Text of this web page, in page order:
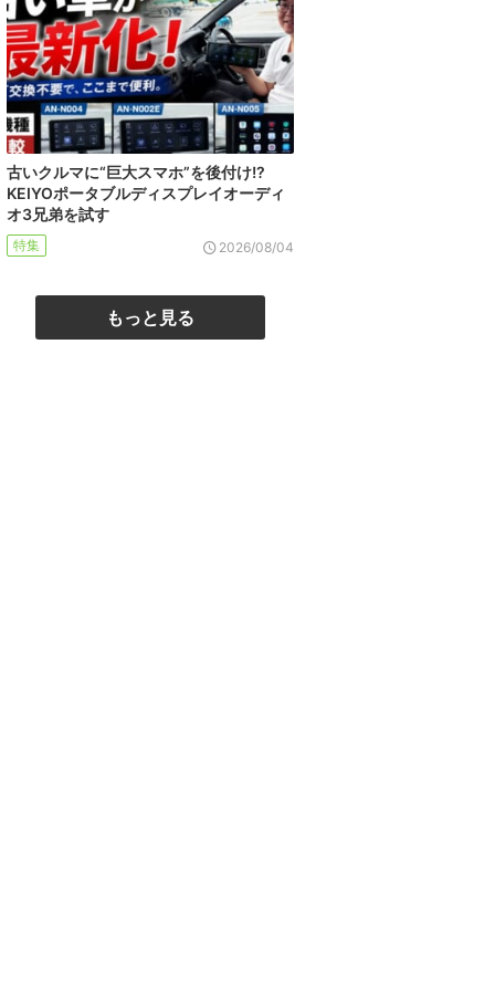
古いクルマに“巨大スマホ”を後付け!?
KEIYOポータブルディスプレイオーディ
オ3兄弟を試す
特集 2026/08/04
もっと見る